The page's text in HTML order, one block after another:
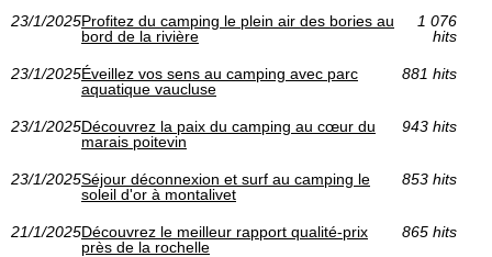
23/1/2025Profitez du camping le plein air des bories au
bord de la rivière
1 076
hits
23/1/2025Éveillez vos sens au camping avec parc
aquatique vaucluse
881 hits
23/1/2025Découvrez la paix du camping au cœur du
marais poitevin
943 hits
23/1/2025Séjour déconnexion et surf au camping le
soleil d'or à montalivet
853 hits
21/1/2025Découvrez le meilleur rapport qualité-prix
près de la rochelle
865 hits